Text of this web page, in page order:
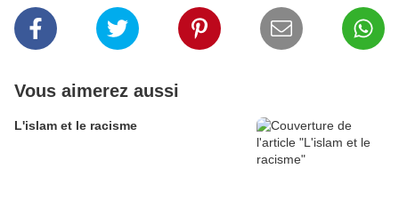
Vous aimerez aussi
L'islam et le racisme